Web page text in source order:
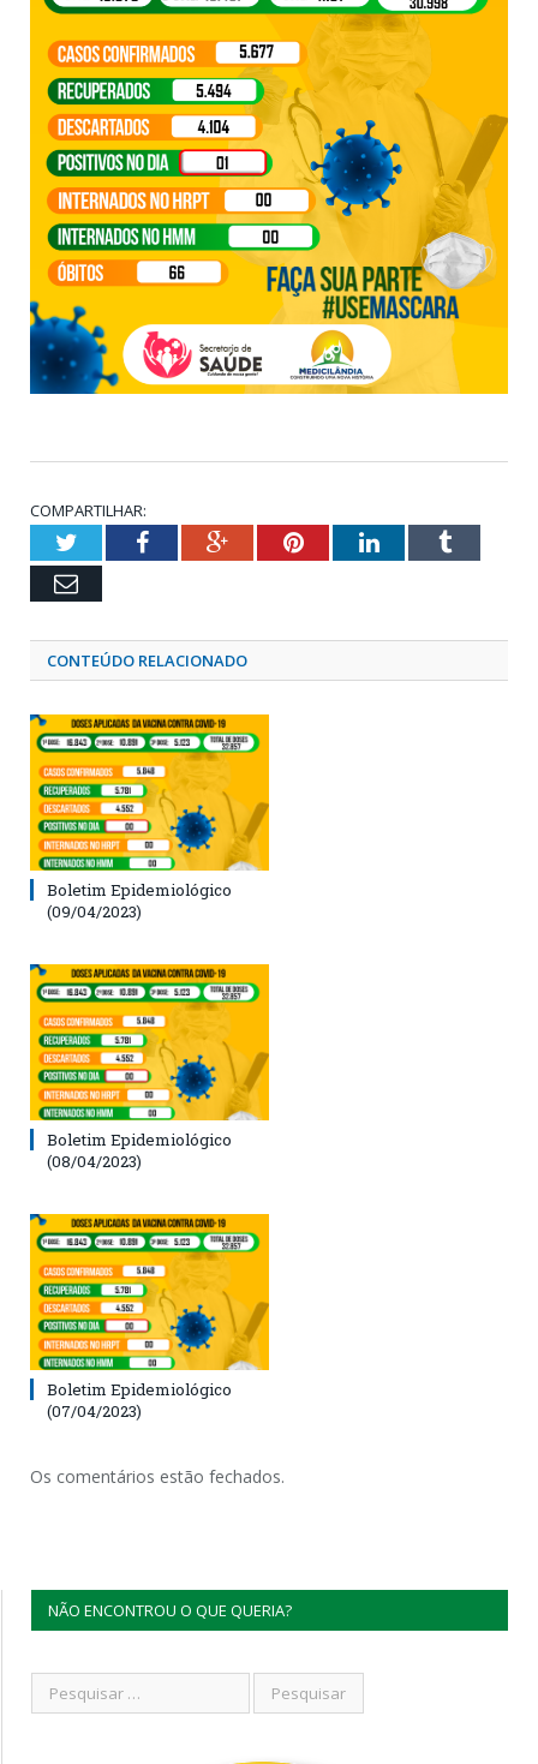
COMPARTILHAR:
TwitterFacebookGoogle+PinterestLinkedInTumblr
Email
CONTEÚDO RELACIONADO
Boletim Epidemiológico
(09/04/2023)
Boletim Epidemiológico
(08/04/2023)
Boletim Epidemiológico
(07/04/2023)
Os comentários estão fechados.
NÃO ENCONTROU O QUE QUERIA?